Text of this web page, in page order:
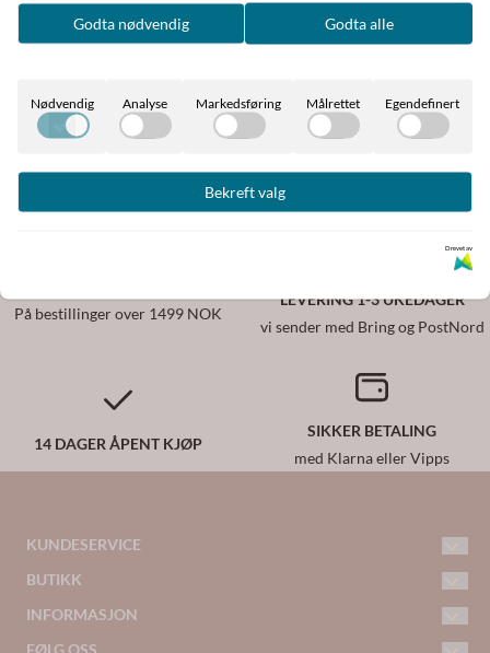
449,-
Populære produkter
På bestillinger over 1499 NOK
LEVERING 1-3 UKEDAGER
vi sender med Bring og PostNord
14 DAGER ÅPENT KJØP
SIKKER BETALING
med Klarna eller Vipps
KUNDESERVICE
kundeservice@woiwoi.no
Telefon: 413 46 395
BUTIKK
Kontakt oss
INFORMASJON
Frakt og retur
Godta nødvendig Godta alle
Nødvendig Analyse Markedsføring Målrettet Egendefinert
Bekreft valg
Drevet av